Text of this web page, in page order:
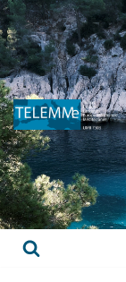
Aller
au
contenu